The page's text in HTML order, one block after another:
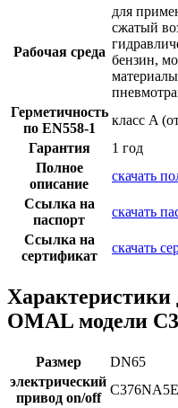
Рабочая среда
для
сжатый
бензин,
Герметичность
по EN558-1
класс A
Гарантия
1 год
Полное
описание
скачать
Ссылка на
паспорт
скачать
Ссылка на
сертификат
скачать
Характеристики
OMAL модели
Размер
DN65
электрический
привод on/off